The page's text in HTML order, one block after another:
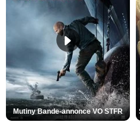
Mutiny Bande-annonce VO STFR